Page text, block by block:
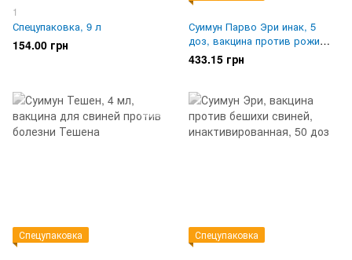
1
Спецупаковка, 9 л
154.00 грн
Суимун Парво Эри инак, 5
доз, вакцина против рожи
(бешихи) свиней и
парвовирусной инфекции
433.15 грн
Спецупаковка Спецупаковка